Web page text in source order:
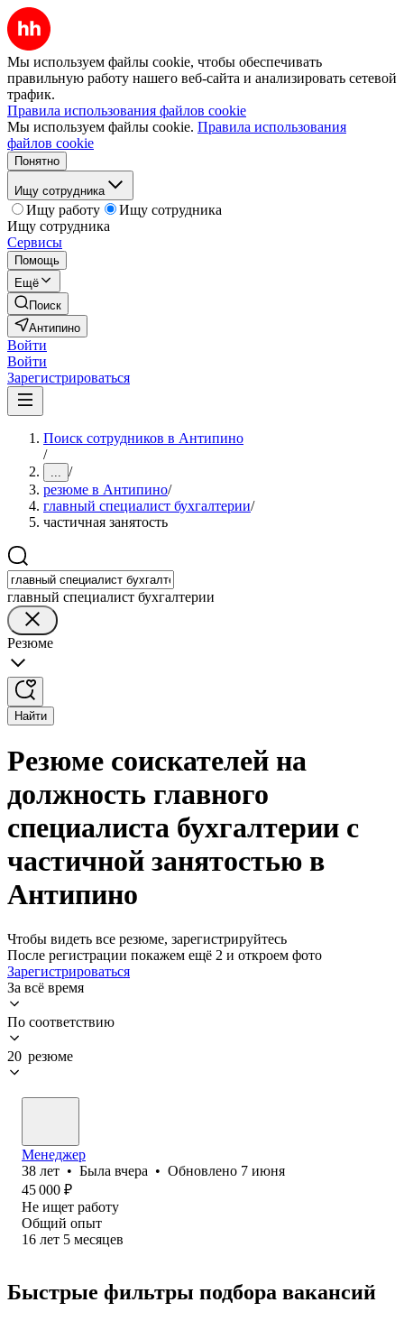
Мы используем файлы cookie, чтобы обеспечивать
правильную работу нашего веб-сайта и анализировать сетевой
трафик.
Правила использования файлов cookie
Мы используем файлы cookie. Правила использования
файлов cookie
Понятно
Ищу сотрудника
Ищу работу
Ищу сотрудника
Ищу сотрудника
Сервисы
Помощь
Ещё
Поиск
Антипино
Войти
Войти
Зарегистрироваться
Поиск сотрудников в Антипино
/
... /
резюме в Антипино/
главный специалист бухгалтерии/
частичная занятость
главный специалист бухгалтерии
Резюме
Найти
Резюме соискателей на
должность главного
специалиста бухгалтерии с
частичной занятостью в
Антипино
Чтобы видеть все резюме, зарегистрируйтесь
После регистрации покажем ещё 2 и откроем фото
Зарегистрироваться
За всё время
По соответствию
20 резюме
Менеджер
38 лет • Была вчера • Обновлено 7 июня
45 000 ₽
Не ищет работу
Общий опыт
16 лет 5 месяцев
Быстрые фильтры подбора вакансий